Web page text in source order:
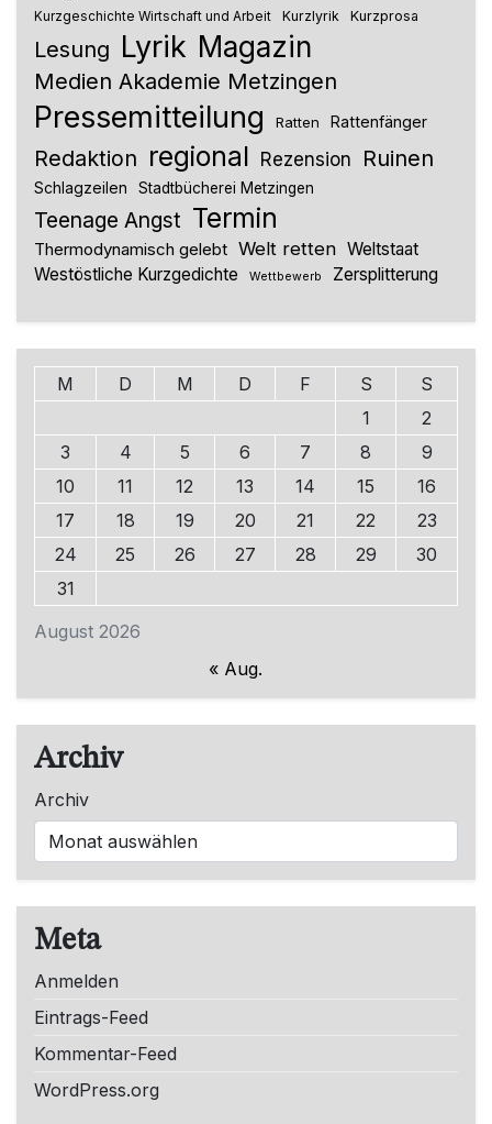
Kurzgeschichte Wirtschaft und Arbeit Kurzlyrik Kurzprosa
Lesung Lyrik Magazin
Medien Akademie Metzingen
Pressemitteilung Ratten Rattenfänger
Redaktion regional Rezension Ruinen
Schlagzeilen Stadtbücherei Metzingen
Teenage Angst Termin
Thermodynamisch gelebt Welt retten Weltstaat
Westöstliche Kurzgedichte
Wettbewerb Zersplitterung
August 2026
M D M D F S
S
1
2
3
4 5 6 7 8
9
10
11 12 13 14 15
16
17
18 19 20 21 22
23
24
25 26 27 28 29
30
31
« Aug.
Archiv
Archiv
Meta
Anmelden
Eintrags-Feed
Kommentar-Feed
WordPress.org